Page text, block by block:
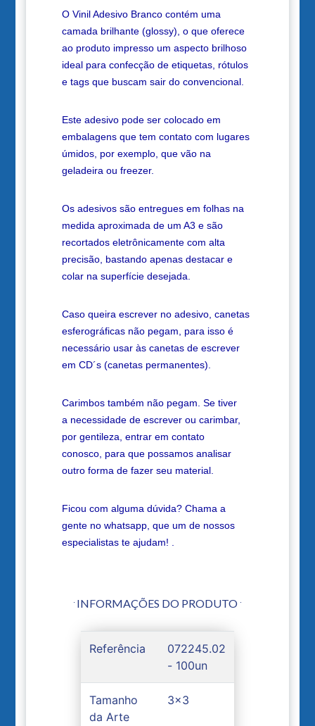
O Vinil Adesivo Branco contém uma
camada brilhante (glossy), o que oferece
ao produto impresso um aspecto brilhoso
ideal para confecção de etiquetas, rótulos
e tags que buscam sair do convencional.
Este adesivo pode ser colocado em
embalagens que tem contato com lugares
úmidos, por exemplo, que vão na
geladeira ou freezer.
Os adesivos são entregues em folhas na
medida aproximada de um A3 e são
recortados eletrônicamente com alta
precisão, bastando apenas destacar e
colar na superfície desejada.
Caso queira escrever no adesivo, canetas
esferográficas não pegam, para isso é
necessário usar às canetas de escrever
em CD´s (canetas permanentes).
Carimbos também não pegam. Se tiver
a necessidade de escrever ou carimbar,
por gentileza, entrar em contato
conosco, para que possamos analisar
outro forma de fazer seu material.
Ficou com alguma dúvida? Chama a
gente no whatsapp, que um de nossos
especialistas te ajudam! .
INFORMAÇÕES DO PRODUTO
Referência
072245.02
- 100un
Tamanho
da Arte
3x3